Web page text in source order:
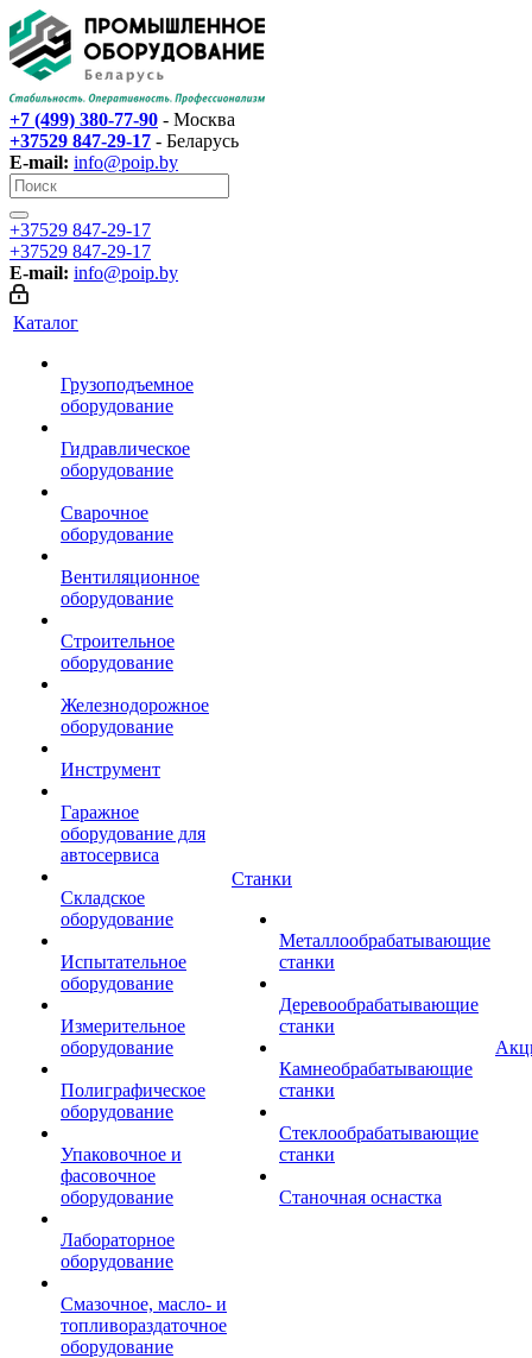
+7 (499) 380-77-90 - Москва
+37529 847-29-17‬ - Беларусь
E-mail: info@poip.by
+37529 847-29-17‬
+37529 847-29-17‬
E-mail: info@poip.by
Каталог
Грузоподъемное
оборудование
Гидравлическое
оборудование
Сварочное
оборудование
Вентиляционное
оборудование
Строительное
оборудование
Железнодорожное
оборудование
Инструмент
Гаражное
оборудование для
автосервиса
Складское
оборудование
Испытательное
оборудование
Измерительное
оборудование
Полиграфическое
оборудование
Упаковочное и
фасовочное
оборудование
Лабораторное
оборудование
Смазочное, масло- и
топливораздаточное
оборудование
Станки
Металлообрабатывающие
станки
Деревообрабатывающие
станки
Камнеобрабатывающие
станки
Стеклообрабатывающие
станки
Станочная оснастка